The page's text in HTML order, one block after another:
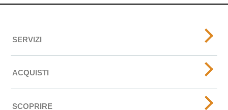
SERVIZI
ACQUISTI
SCOPRIRE